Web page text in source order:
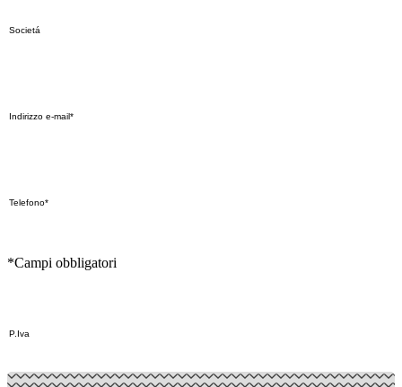
*Campi obbligatori